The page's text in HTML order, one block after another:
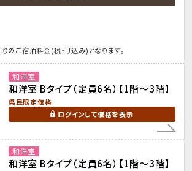
のご宿泊料金(税・サ込み)となります。
和洋室
和洋室 Bタイプ（定員6名）【1階～3階】
県民限定価格
ログインして価格を表示
和洋室
和洋室 Bタイプ（定員6名）【1階～3階】